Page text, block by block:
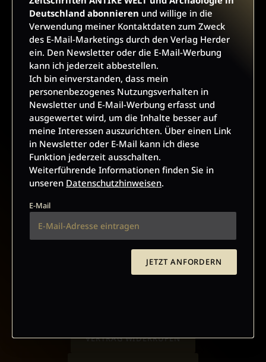
Ich bin einverstanden, dass mein personenbezogenes
Nutzungsverhalten in Newsletter und E-Mail-Werbung erfasst
und ausgewertet wird, um die Inhalte besser auf meine
Interessen auszurichten. Über einen Link in Newsletter oder
E-Mail kann ich diese Funktion jederzeit ausschalten.
Weiterführende Informationen finden Sie in unseren
Datenschutzhinweisen.
E-Mail
JETZT ANMELDEN
AGB UND WIDERRUFSBELEHRUNG DATENSCHUTZ
VERTRAG WIDERRUFEN
Deutschland abonnieren und willige in die
Verwendung meiner Kontaktdaten zum Zweck
des E-Mail-Marketings durch den Verlag Herder
ein. Den Newsletter oder die E-Mail-Werbung
kann ich jederzeit abbestellen.
Ich bin einverstanden, dass mein
personenbezogenes Nutzungsverhalten in
Newsletter und E-Mail-Werbung erfasst und
ausgewertet wird, um die Inhalte besser auf
meine Interessen auszurichten. Über einen Link
in Newsletter oder E-Mail kann ich diese
Funktion jederzeit ausschalten.
Weiterführende Informationen finden Sie in
unseren Datenschutzhinweisen.
E-Mail
JETZT ANFORDERN